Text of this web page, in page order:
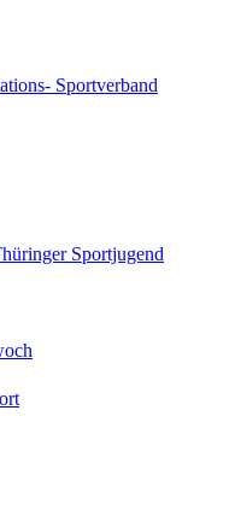
Sportverband
Sportjugend